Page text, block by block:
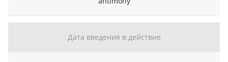
Дата введения в действие